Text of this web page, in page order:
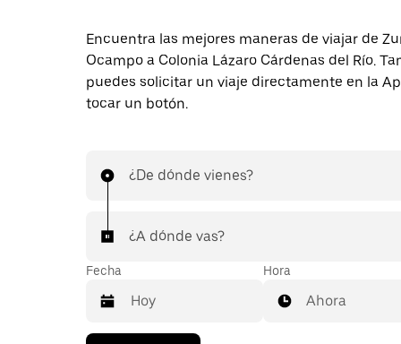
Encuentra las mejores maneras de viajar de
Ocampo a Colonia Lázaro Cárdenas del Río.
puedes solicitar un viaje directamente en la
tocar un botón.
¿De dónde vienes?
¿A dónde vas?
Fecha Hora
Ahora